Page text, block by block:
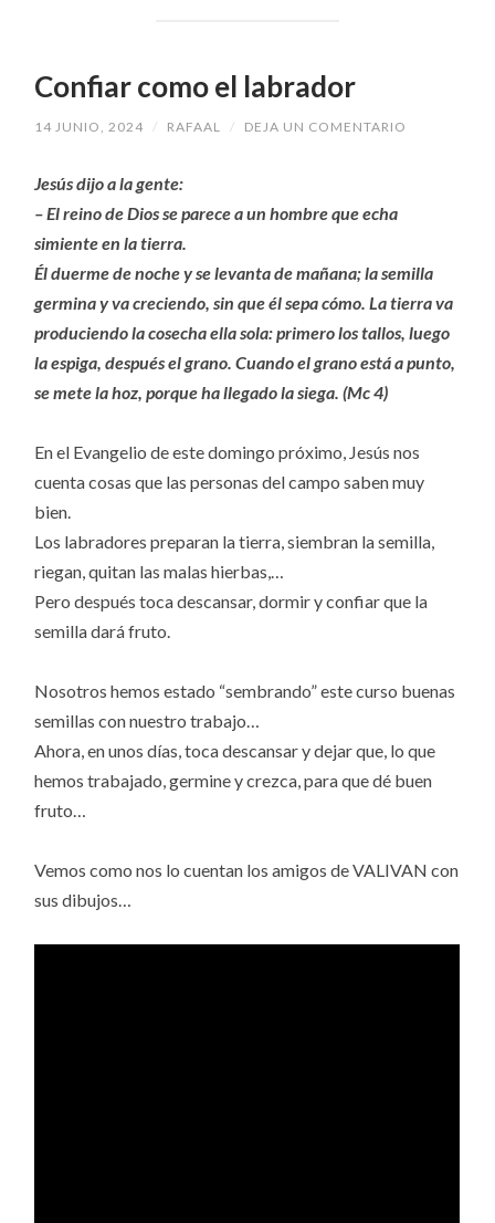
Confiar como el labrador
14 JUNIO, 2024 / RAFAAL / DEJA UN COMENTARIO
Jesús dijo a la gente:
– El reino de Dios se parece a un hombre que echa
simiente en la tierra.
Él duerme de noche y se levanta de mañana; la semilla
germina y va creciendo, sin que él sepa cómo. La tierra va
produciendo la cosecha ella sola: primero los tallos, luego
la espiga, después el grano. Cuando el grano está a punto,
se mete la hoz, porque ha llegado la siega. (Mc 4)
En el Evangelio de este domingo próximo, Jesús nos
cuenta cosas que las personas del campo saben muy
bien.
Los labradores preparan la tierra, siembran la semilla,
riegan, quitan las malas hierbas,…
Pero después toca descansar, dormir y confiar que la
semilla dará fruto.
Nosotros hemos estado “sembrando” este curso buenas
semillas con nuestro trabajo…
Ahora, en unos días, toca descansar y dejar que, lo que
hemos trabajado, germine y crezca, para que dé buen
fruto…
Vemos como nos lo cuentan los amigos de VALIVAN con
sus dibujos…